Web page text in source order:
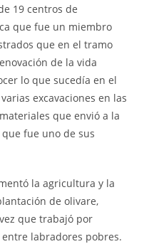
19 centros de
que fue un miembro
que en el tramo
de la vida
lo que sucedía en el
excavaciones en las
que envió a la
fue uno de sus
la agricultura y la
de olivare,
que trabajó por
labradores pobres.